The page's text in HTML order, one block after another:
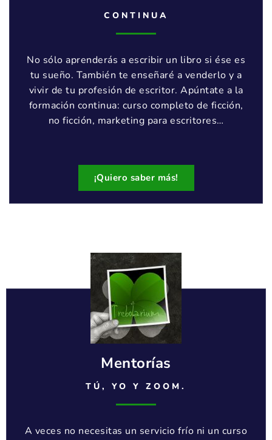
CONTINUA
No sólo aprenderás a escribir un libro si ése es
tu sueño. También te enseñaré a venderlo y a
vivir de tu profesión de escritor. Apúntate a la
formación continua: curso completo de ficción,
no ficción, marketing para escritores…
¡Quiero saber más!
Mentorías
TÚ, YO Y ZOOM.
A veces no necesitas un servicio frío ni un curso